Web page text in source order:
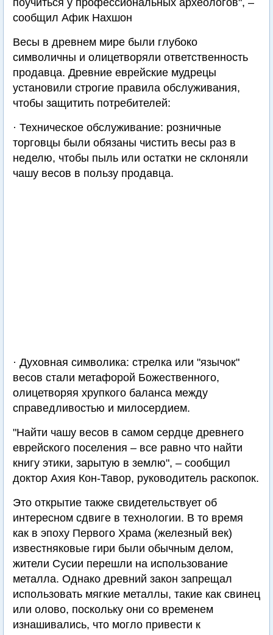
поучиться у профессиональных археологов", –
сообщил Афик Нахшон
Весы в древнем мире были глубоко
символичны и олицетворяли ответственность
продавца. Древние еврейские мудрецы
установили строгие правила обслуживания,
чтобы защитить потребителей:
· Техническое обслуживание: розничные
торговцы были обязаны чистить весы раз в
неделю, чтобы пыль или остатки не склоняли
чашу весов в пользу продавца.
· Духовная символика: стрелка или "язычок"
весов стали метафорой Божественного,
олицетворяя хрупкого баланса между
справедливостью и милосердием.
"Найти чашу весов в самом сердце древнего
еврейского поселения – все равно что найти
книгу этики, зарытую в землю", – сообщил
доктор Ахия Кон-Тавор, руководитель раскопок.
Это открытие также свидетельствует об
интересном сдвиге в технологии. В то время
как в эпоху Первого Храма (железный век)
известняковые гири были обычным делом,
жители Сусии перешли на использование
металла. Однако древний закон запрещал
использовать мягкие металлы, такие как свинец
или олово, поскольку они со временем
изнашивались, что могло привести к